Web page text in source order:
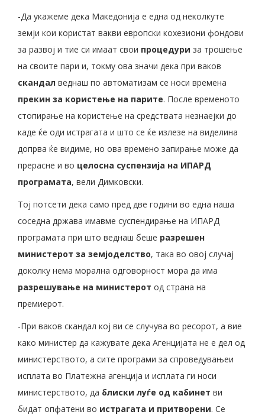
-Да укажеме дека Македонија е една од неколкуте
земји кои користат вакви европски кохезиони фондови
за развој и тие си имаат свои процедури за трошење
на своите пари и, токму ова значи дека при ваков
скандал веднаш по автоматизам се носи времена
прекин за користење на парите. После временото
стопирање на користење на средствата незнаејки до
каде ќе оди истрагата и што се ќе излезе на виделина
допрва ќе видиме, но ова времено запирање може да
прерасне и во целосна суспензија на ИПАРД
програмата, вели Димковски.
Тој потсети дека само пред две години во една наша
соседна држава имавме суспендирање на ИПАРД
програмата при што веднаш беше разрешен
министерот за земјоделство, така во овој случај
доколку нема морална одговорност мора да има
разрешување на министерот од страна на
премиерот.
-При ваков скандал кој ви се случува во ресорот, а вие
како министер да кажувате дека Агенцијата не е дел од
министерството, а сите програми за спроведувањеи
исплата во Платежна агенција и исплата ги носи
министерството, да блиски луѓе од кабинет ви
бидат опфатени во истрагата и притворени. Се